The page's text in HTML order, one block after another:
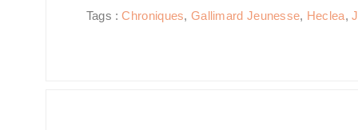
Tags :Chroniques, Gallimard Jeunesse, Heclea,